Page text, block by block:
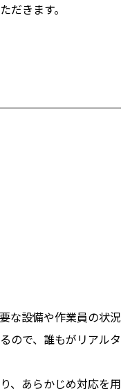
きます。
な設備や作業員の状況
ので、誰もがリアルタ
、あらかじめ対応を用